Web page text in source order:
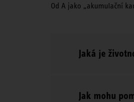
Od A jako „akumulační
Jaká je
Jak mohu